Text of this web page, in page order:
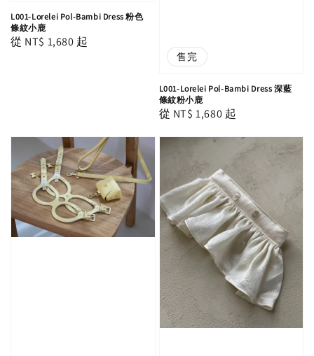
L001-Lorelei Pol-Bambi Dress 粉色
條紋小鹿
Regular
從 NT$ 1,680 起
售完
L001-Lorelei Pol-Bambi Dress 深藍
條紋粉小鹿
Regular
從 NT$ 1,680 起